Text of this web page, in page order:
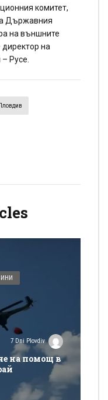
комитет,
Държавния
на външните
на
Русе.
Пловдив
7 Dni Plovdiv
на помощ в